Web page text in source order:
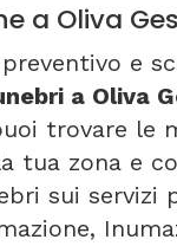
a Oliva
preventivo e
a Oliva
trovare le
tua zona e
sui servizi